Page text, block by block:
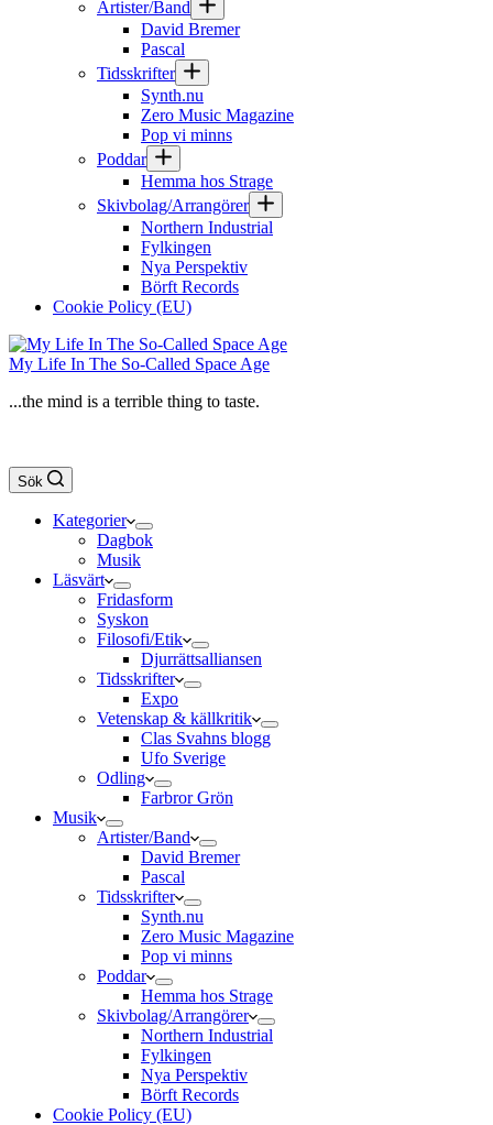
Artister/Band
David Bremer
Pascal
Tidsskrifter
Synth.nu
Zero Music Magazine
Pop vi minns
Poddar
Hemma hos Strage
Skivbolag/Arrangörer
Northern Industrial
Fylkingen
Nya Perspektiv
Börft Records
Cookie Policy (EU)
My Life In The So-Called Space Age
...the mind is a terrible thing to taste.
Sök
Kategorier
Dagbok
Musik
Läsvärt
Fridasform
Syskon
Filosofi/Etik
Djurrättsalliansen
Tidsskrifter
Expo
Vetenskap & källkritik
Clas Svahns blogg
Ufo Sverige
Odling
Farbror Grön
Musik
Artister/Band
David Bremer
Pascal
Tidsskrifter
Synth.nu
Zero Music Magazine
Pop vi minns
Poddar
Hemma hos Strage
Skivbolag/Arrangörer
Northern Industrial
Fylkingen
Nya Perspektiv
Börft Records
Cookie Policy (EU)